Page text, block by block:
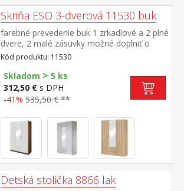
Skriňa ESO 3-dverová 11530 buk
farebné prevedenie buk 1 zrkadlové a 2 plné
dvere, 2 malé zásuvky možné doplniť o
nadstavec 11535
Kód produktu: 11530
Skladom > 5 ks
312,50 € s DPH
-41% 535,50 € **
Detská stolička 8866 lak